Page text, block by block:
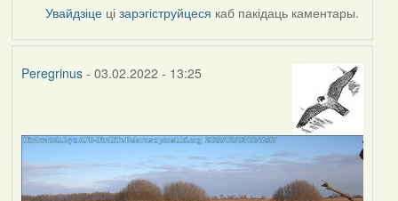
Увайдзіце цізарэгіструйцеся каб пакідаць каментары.
Peregrinus- 03.02.2022 - 13:25